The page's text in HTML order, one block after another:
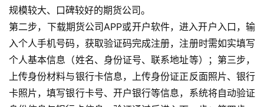
国
际
期
货
恒
规模较大、口碑较好的期货公司。
第二步，下载期货公司APP或开户软件，进入开户入口，输
入个人手机号码，获取验证码完成注册，注册时需如实填写
个人基本信息（姓名、身份证号、联系地址等）；第三步，
上传身份材料与银行卡信息，上传身份证正反面照片、银行
卡照片，填写银行卡号、开户银行等信息，系统将自动验证